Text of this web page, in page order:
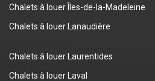
Chalets à louer Îles-de-la-Madeleine
Chalets à louer Lanaudière
Chalets à louer Laurentides
Chalets à louer Laval